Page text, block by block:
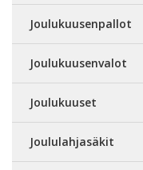
Joulukuusenpallot
Joulukuusenvalot
Joulukuuset
Joululahjasäkit